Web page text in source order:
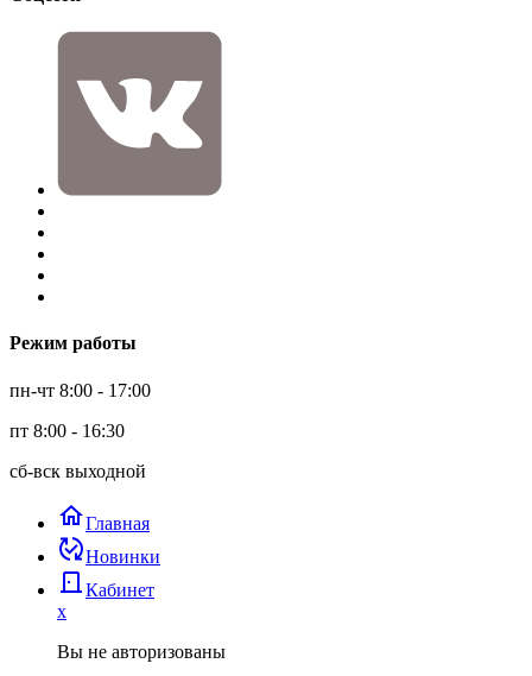
Режим работы
пн-чт 8:00 - 17:00
пт 8:00 - 16:30
сб-вск выходной
homeГлавная
published_with_changesНовинки
door_back Кабинет
x
Вы не авторизованы